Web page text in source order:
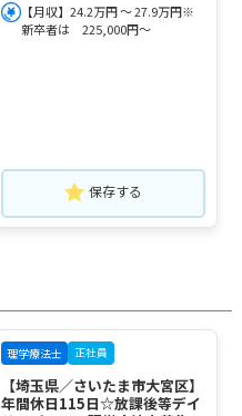
【月収】24.2万円 ～ 27.9万円※
新卒者は 225,000円～
保存する
理学療法士 正社員
【埼玉県／さいたま市大宮区】
年間休日115日☆放課後等デイ